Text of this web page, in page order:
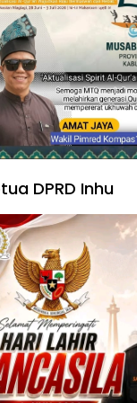
DPRD Inhu